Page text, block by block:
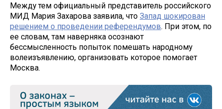
Между тем официальный представитель российского
МИД Мария Захарова заявила, что Запад шокирован
решением о проведении референдумов. При этом, по
ее словам, там наверняка осознают
бессмысленность попыток помешать народному
волеизъявлению, организовать которое помогает
Москва.